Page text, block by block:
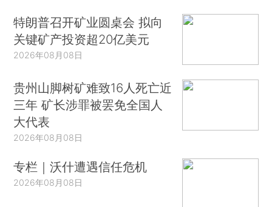
特朗普召开矿业圆桌会 拟向
关键矿产投资超20亿美元
2026年08月08日
贵州山脚树矿难致16人死亡近
三年 矿长涉罪被罢免全国人
大代表
2026年08月08日
专栏｜沃什遭遇信任危机
2026年08月08日